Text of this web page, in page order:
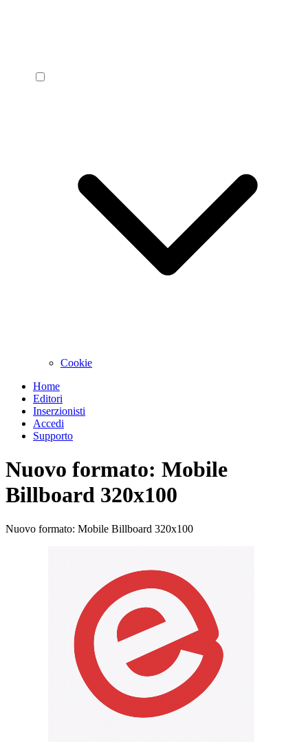
Cookie
Home
Editori
Inserzionisti
Accedi
Supporto
Nuovo formato: Mobile
Billboard 320x100
Nuovo formato: Mobile Billboard 320x100